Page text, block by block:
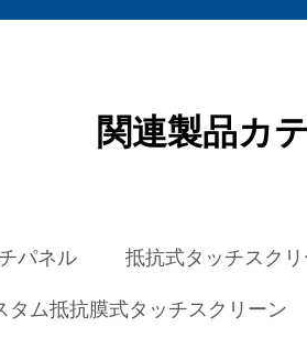
関連製品カ
パネル 抵抗式タッチスク
タム抵抗膜式タッチスクリーン